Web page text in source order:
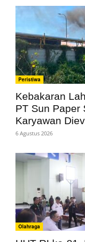
Peristiwa
Kebakaran
PT Sun Paper
Karyawan
6 Agustus 2026
Olahraga